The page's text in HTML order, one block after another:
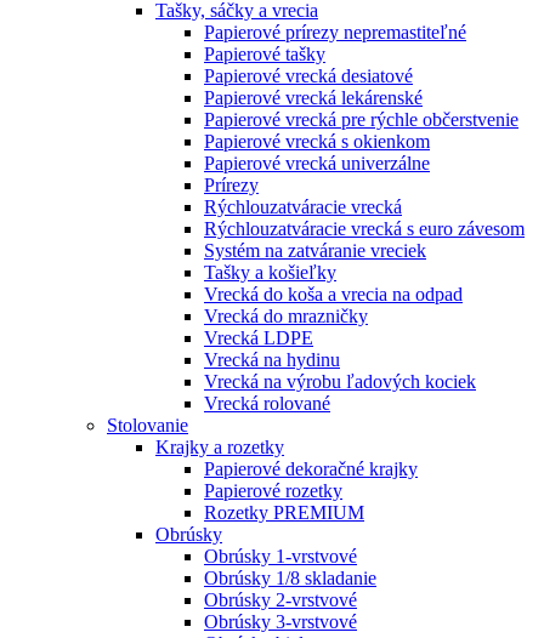
Tašky, sáčky a vrecia
Papierové prírezy nepremastiteľné
Papierové tašky
Papierové vrecká desiatové
Papierové vrecká lekárenské
Papierové vrecká pre rýchle občerstvenie
Papierové vrecká s okienkom
Papierové vrecká univerzálne
Prírezy
Rýchlouzatváracie vrecká
Rýchlouzatváracie vrecká s euro závesom
Systém na zatváranie vreciek
Tašky a košieľky
Vrecká do koša a vrecia na odpad
Vrecká do mrazničky
Vrecká LDPE
Vrecká na hydinu
Vrecká na výrobu ľadových kociek
Vrecká rolované
Stolovanie
Krajky a rozetky
Papierové dekoračné krajky
Papierové rozetky
Rozetky PREMIUM
Obrúsky
Obrúsky 1-vrstvové
Obrúsky 1/8 skladanie
Obrúsky 2-vrstvové
Obrúsky 3-vrstvové